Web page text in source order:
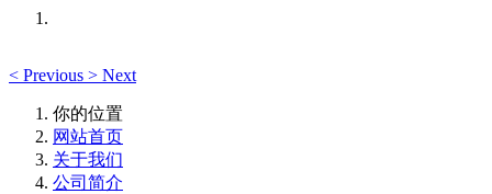
< Previous > Next
你的位置
网站首页
关于我们
公司简介